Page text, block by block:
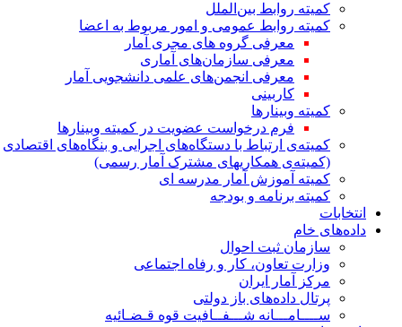
کمیته روابط بین‌الملل
کمیته روابط عمومی و امور مربوط به اعضا
معرفی گروه های مجری آمار
معرفی سازمان‌های آماری
معرفی انجمن‌های علمی دانشجویی آمار
کاربینی
کمیته وبینارها
فرم درخواست عضویت در کمیته وبینارها
کمیته‌ی ارتباط با دستگاه‌های اجرایی و بنگاه‌های اقتصادی
(کمیته‌ی همکاریهای مشترک آمار رسمی)
کمیته آموزش آمار مدرسه ای
کمیته برنامه و بودجه
انتخابات
داده‌های خام
سازمان ثبت احوال
وزارت تعاون، کار و رفاه اجتماعی
مرکز آمار ایران
پرتال داده‌های باز دولتی
ســــامـــانه شـــفــافیت قوه قـضـائیه